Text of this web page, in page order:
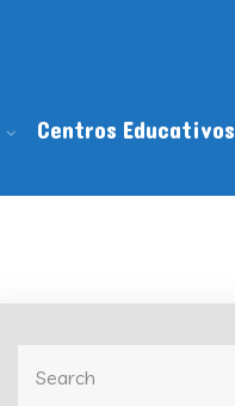
Centros Educativos